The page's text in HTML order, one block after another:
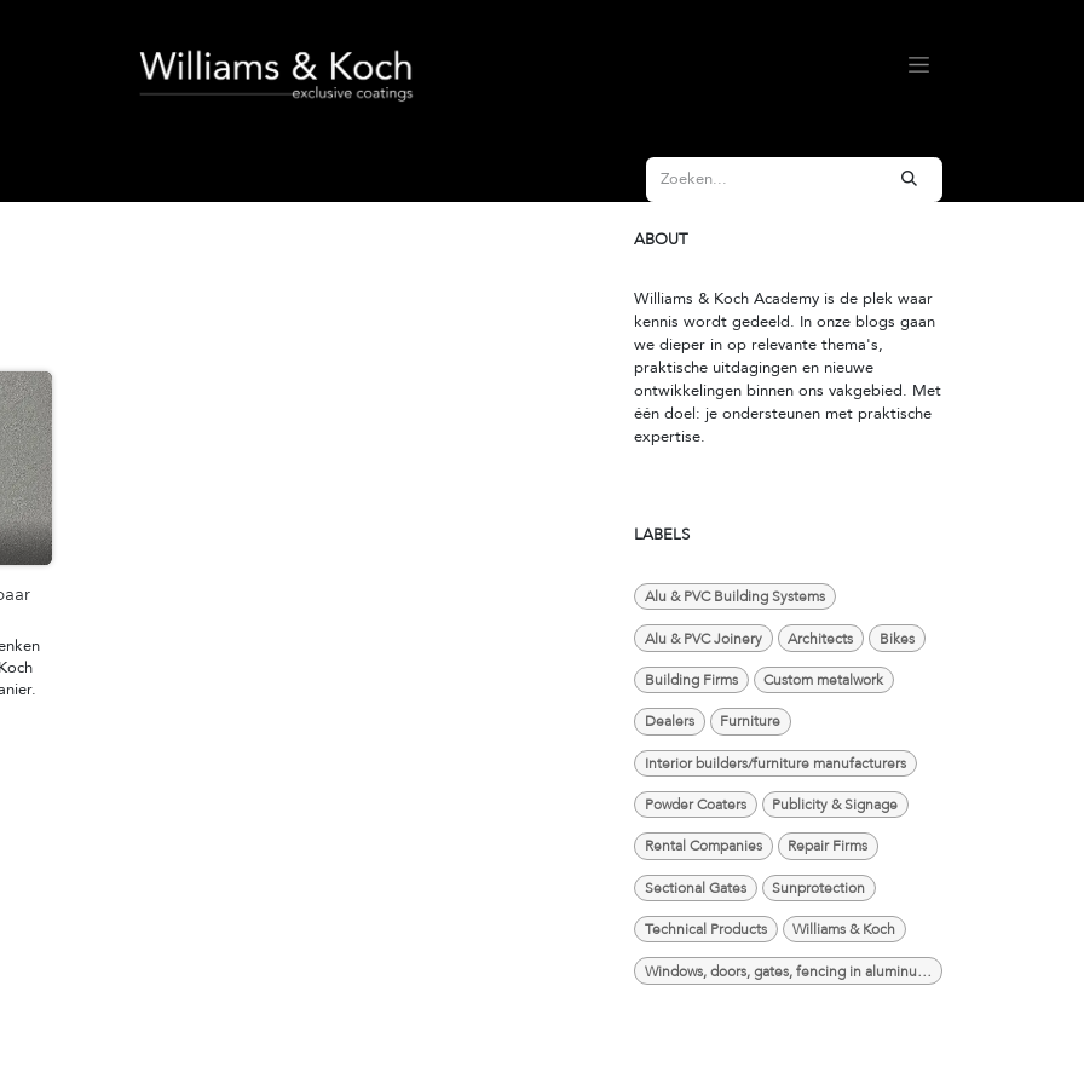
ABOUT
Williams & Koch Academy is de plek waar
kennis wordt gedeeld. In onze blogs gaan
we dieper in op relevante thema's,
praktische uitdagingen en nieuwe
ontwikkelingen binnen ons vakgebied. Met
één doel: je ondersteunen met praktische
expertise.
LABELS
Alu & PVC Building Systems
Alu & PVC Joinery Architects Bikes
Building Firms Custom metalwork
Dealers Furniture
Interior builders/furniture manufacturers
Powder Coaters Publicity & Signage
Rental Companies Repair Firms
Sectional Gates Sunprotection
Technical Products Williams & Koch
Windows, doors, gates, fencing in aluminum, PVC, and steel